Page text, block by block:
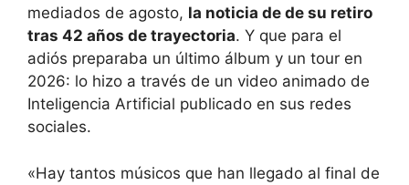
mediados de agosto, la noticia de de su retiro
tras 42 años de trayectoria. Y que para el
adiós preparaba un último álbum y un tour en
2026: lo hizo a través de un video animado de
Inteligencia Artificial publicado en sus redes
sociales.
«Hay tantos músicos que han llegado al final de